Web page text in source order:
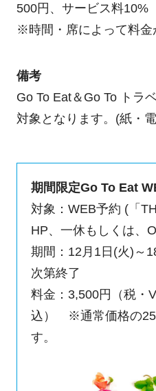
500円、サービス料10%
※時間・席によって料金
備考
Go To Eat＆Go To トラ
対象となります。(紙・
期間限定Go To Eat
対象：WEB予約 (「
HP、一休もしくは、
期間：12月1日(火)～
次第終了
料金：3,500円（税・
込） ※通常価格の25
す。